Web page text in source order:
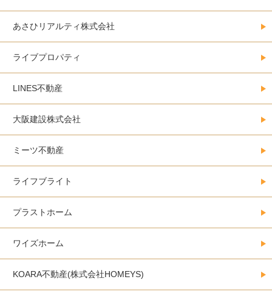
あさひリアルティ株式会社
ライブプロパティ
LINES不動産
大阪建設株式会社
ミーツ不動産
ライフブライト
プラストホーム
ワイズホーム
KOARA不動産(株式会社HOMEYS)